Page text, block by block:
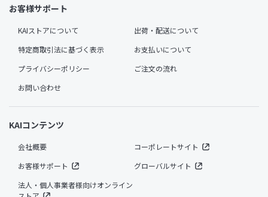
お客様サポート
KAIストアについて
出荷・配送について
特定商取引法に基づく表示
お支払いについて
プライバシーポリシー
ご注文の流れ
お問い合わせ
KAIコンテンツ
会社概要
コーポレートサイト
お客様サポート
グローバルサイト
法人・個人事業者様向けオンライン